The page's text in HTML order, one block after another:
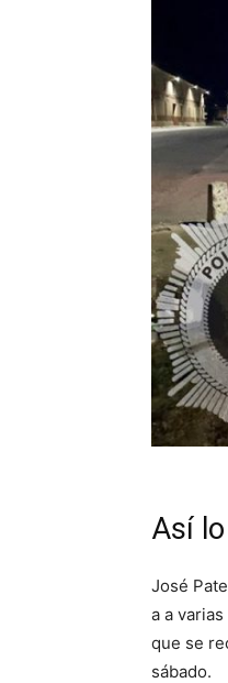
Así
José
a a
que se
sábado.